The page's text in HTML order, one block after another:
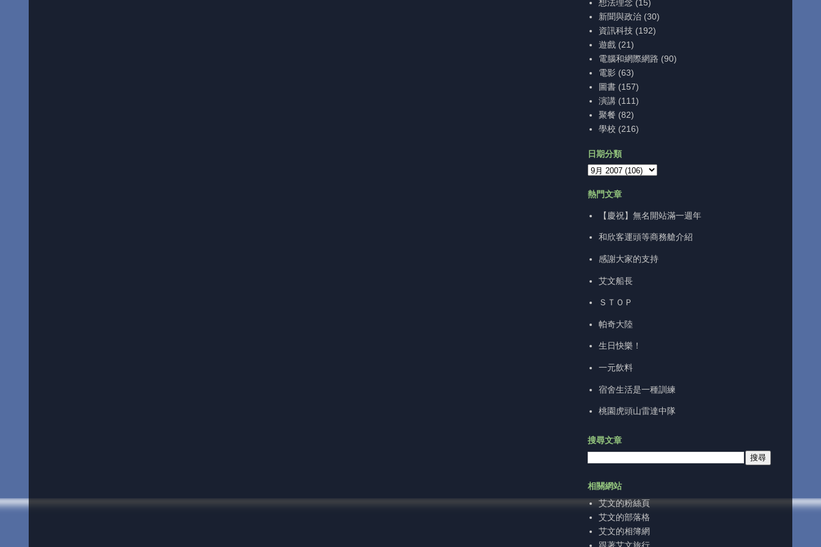
想法理念 (15)
新聞與政治 (30)
資訊科技 (192)
遊戲 (21)
電腦和網際網路 (90)
電影 (63)
圖書 (157)
演講 (111)
聚餐 (82)
學校 (216)
日期分類
熱門文章
【慶祝】無名開站滿一週年
和欣客運頭等商務艙介紹
感謝大家的支持
艾文船長
ＳＴＯＰ
帕奇大陸
生日快樂！
一元飲料
宿舍生活是一種訓練
桃園虎頭山雷達中隊
搜尋文章
相關網站
艾文的粉絲頁
艾文的部落格
艾文的相簿網